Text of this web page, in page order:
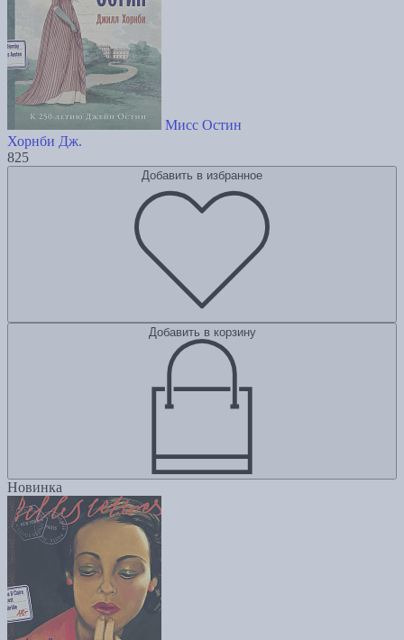
Мисс Остин
Хорнби Дж.
825
Добавить в избранное
Добавить в корзину
Новинка